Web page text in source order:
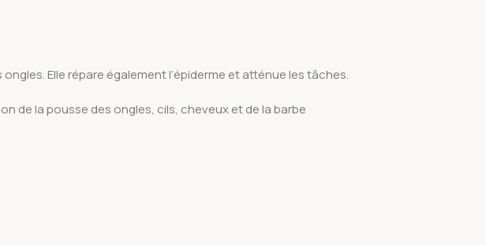
Elle répare également l’épiderme et atténue les tâches.
de la pousse des ongles, cils, cheveux et de la barbe